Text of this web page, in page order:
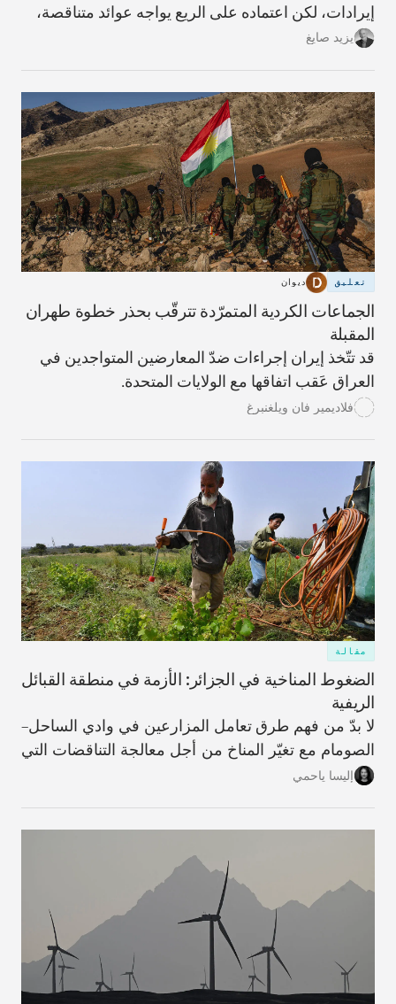
إيرادات، لكن اعتماده على الريع يواجه عوائد متناقصة،
ما يحمّل البلاد تكاليف ضخمة غير قابلة للاسترداد وعوائد
يزيد صايغ
تعليق ديوان
الجماعات الكردية المتمرّدة تترقّب بحذر خطوة طهران
المقبلة
قد تتّخذ إيران إجراءات ضدّ المعارضين المتواجدين في
العراق عَقب اتفاقها مع الولايات المتحدة.
فلاديمير فان ويلغنبرغ
مقالة
الضغوط المناخية في الجزائر: الأزمة في منطقة القبائل
الريفية
لا بدّ من فهم طرق تعامل المزارعين في وادي الساحل–
الصومام مع تغيّر المناخ من أجل معالجة التناقضات التي
تؤدّي من خلالها عملية التكيّف، على المستويَين الفردي
إليسا ياحمي